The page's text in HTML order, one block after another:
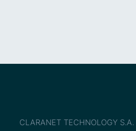
CLARANET TECHNOLOGY